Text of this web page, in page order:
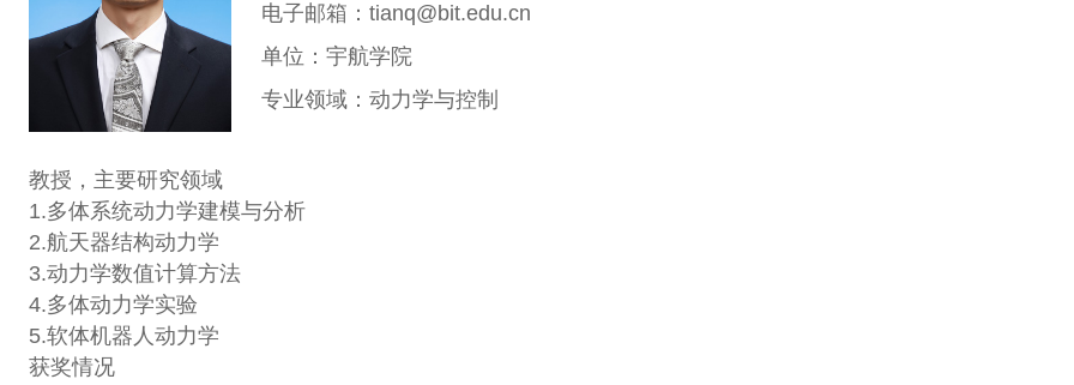
电子邮箱：tianq@bit.edu.cn
单位：宇航学院
专业领域：动力学与控制
教授，主要研究领域
1.多体系统动力学建模与分析
2.航天器结构动力学
3.动力学数值计算方法
4.多体动力学实验
5.软体机器人动力学
获奖情况